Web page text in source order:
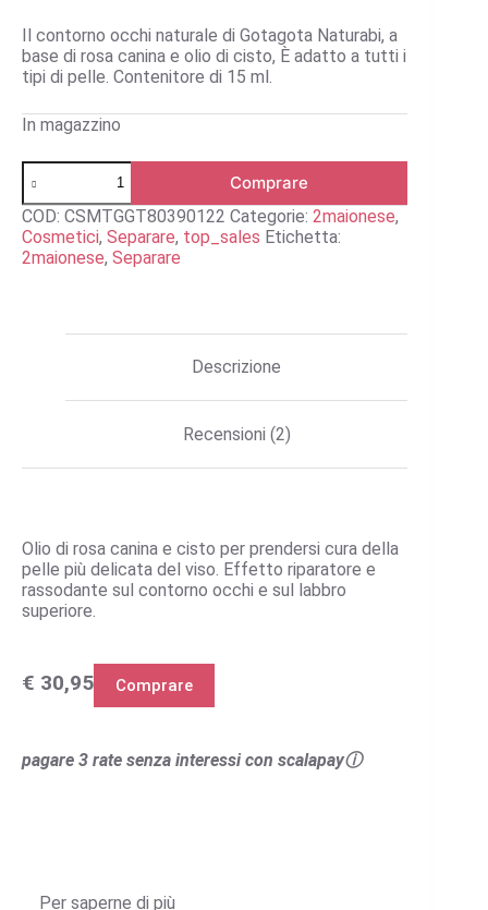
Il contorno occhi naturale di Gotagota Naturabi, a
base di rosa canina e olio di cisto, È adatto a tutti i
tipi di pelle. Contenitore di 15 ml.
In magazzino
Contorno
occhi
quantità
Comprare
COD: CSMTGGT80390122 Categorie: 2maionese,
Cosmetici, Separare, top_sales Etichetta:
2maionese, Separare
Descrizione
Recensioni (2)
Olio di rosa canina e cisto per prendersi cura della
pelle più delicata del viso. Effetto riparatore e
rassodante sul contorno occhi e sul labbro
superiore.
€ 30,95 Comprare
pagare 3 rate senza interessi con scalapayⓘ
Per saperne di più